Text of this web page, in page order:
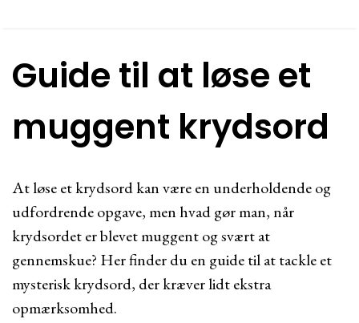
Guide til at løse et
muggent krydsord
At løse et krydsord kan være en underholdende og
udfordrende opgave, men hvad gør man, når
krydsordet er blevet muggent og svært at
gennemskue? Her finder du en guide til at tackle et
mysterisk krydsord, der kræver lidt ekstra
opmærksomhed.